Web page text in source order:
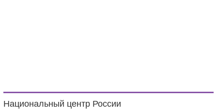
Национальный центр России